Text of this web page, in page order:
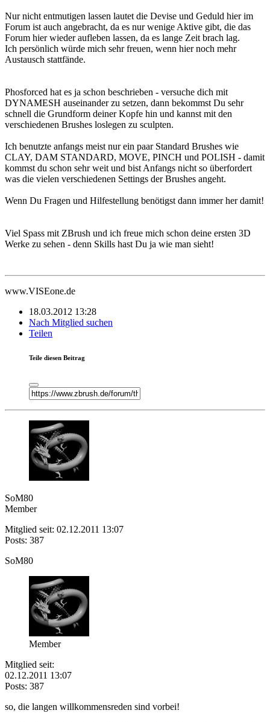
Nur nicht entmutigen lassen lautet die Devise und Geduld hier im
Forum ist auch angebracht, da es nur wenige Aktive gibt, die das
Forum hier wieder aufleben lassen, da es lange Zeit brach lag.
Ich persönlich würde mich sehr freuen, wenn hier noch mehr
Austausch stattfände.
Phosforced hat es ja schon beschrieben - versuche dich mit
DYNAMESH auseinander zu setzen, dann bekommst Du sehr
schnell die Grundform deiner Kopfe hin und kannst mit den
verschiedenen Brushes loslegen zu sculpten.
Ich benutzte anfangs meist nur ein paar Standard Brushes wie
CLAY, DAM STANDARD, MOVE, PINCH und POLISH - damit
kommst du schon sehr weit und bist Anfangs nicht so überfordert
was die vielen verschiedenen Settings der Brushes angeht.
Wenn Du Fragen und Hilfestellung benötigst dann immer her damit!
Viel Spass mit ZBrush und ich freue mich schon deine ersten 3D
Werke zu sehen - denn Skills hast Du ja wie man sieht!
www.VISEone.de
18.03.2012 13:28
Nach Mitglied suchen
Teilen
Teile diesen Beitrag
SoM80
Member
Mitglied seit: 02.12.2011 13:07
Posts: 387
SoM80
Member
Mitglied seit:
02.12.2011 13:07
Posts: 387
so, die langen willkommensreden sind vorbei!